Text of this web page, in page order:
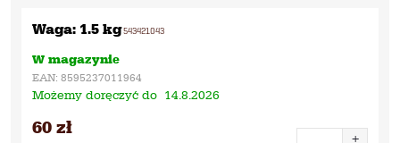
Waga: 1.5 kg543421043
W magazynie
EAN: 8595237011964
Możemy doręczyć do 14.8.2026
60 zł